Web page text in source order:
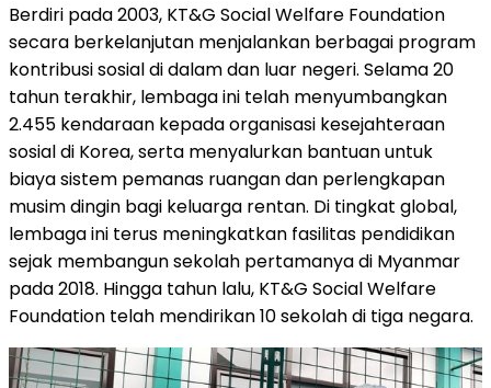
Berdiri pada 2003, KT&G Social Welfare Foundation
secara berkelanjutan menjalankan berbagai program
kontribusi sosial di dalam dan luar negeri. Selama 20
tahun terakhir, lembaga ini telah menyumbangkan
2.455 kendaraan kepada organisasi kesejahteraan
sosial di Korea, serta menyalurkan bantuan untuk
biaya sistem pemanas ruangan dan perlengkapan
musim dingin bagi keluarga rentan. Di tingkat global,
lembaga ini terus meningkatkan fasilitas pendidikan
sejak membangun sekolah pertamanya di Myanmar
pada 2018. Hingga tahun lalu, KT&G Social Welfare
Foundation telah mendirikan 10 sekolah di tiga negara.